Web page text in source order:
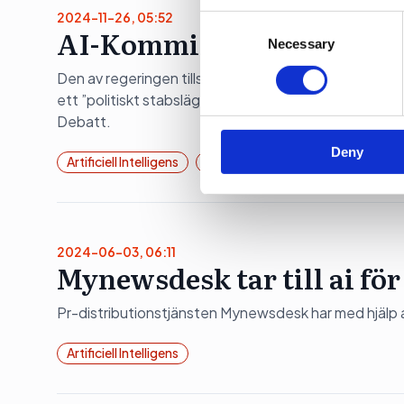
information about your use
other information that
Necessary
Deny
2024-11-26, 05:52
AI-Kommissionen:
Den av regeringen tillsatta AI-kommissionen tycker
ett ”politiskt stabsläge, direkt under
Debatt.
Artificiell Intelligens
2024-06-03, 06:11
Mynewsdesk tar till ai
Pr-distributionstjänsten Mynewsdesk har med hjälp
Artificiell Intelligens